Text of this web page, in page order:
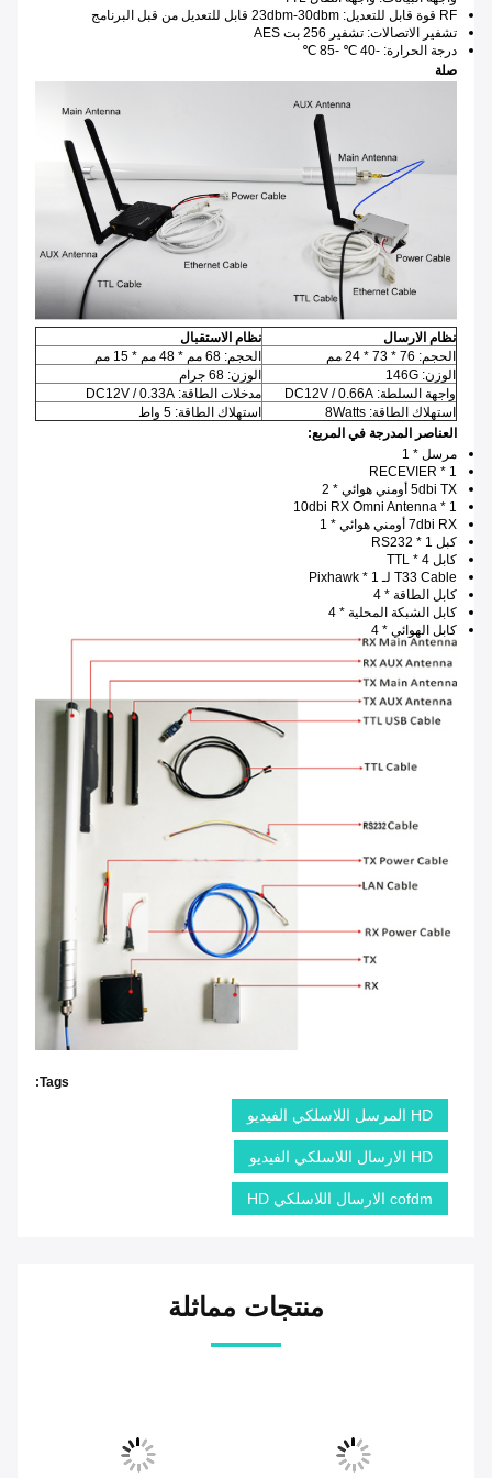
RF قوة قابل للتعديل: 23dbm-30dbm قابل للتعديل من قبل البرنامج
تشفير الاتصالات: تشفير 256 بت AES
درجة الحرارة: -40 ℃ -85 ℃
صلة
نظام الارسال
نظام الاستقبال
الحجم: 76 * 73 * 24 مم
الحجم: 68 مم * 48 مم * 15 مم
الوزن: 146G
الوزن: 68 جرام
واجهة السلطة: DC12V / 0.66A
مدخلات الطاقة: DC12V / 0.33A
استهلاك الطاقة: 8Watts
استهلاك الطاقة: 5 واط
العناصر المدرجة في المربع:
مرسل * 1
RECEVIER * 1
5dbi TX أومني هوائي * 2
10dbi RX Omni Antenna * 1
7dbi RX أومني هوائي * 1
كبل RS232 * 1
كابل TTL * 4
T33 Cable لـ Pixhawk * 1
كابل الطاقة * 4
كابل الشبكة المحلية * 4
كابل الهوائي * 4
Tags:
HD المرسل اللاسلكي الفيديو
HD الارسال اللاسلكي الفيديو
cofdm الارسال اللاسلكي HD
منتجات مماثلة